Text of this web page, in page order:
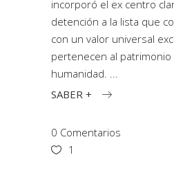
incorporó el ex centro
detención a la lista que
con un valor universal
pertenecen al patrimonio
humanidad.
SABER +
0 Comentarios
1